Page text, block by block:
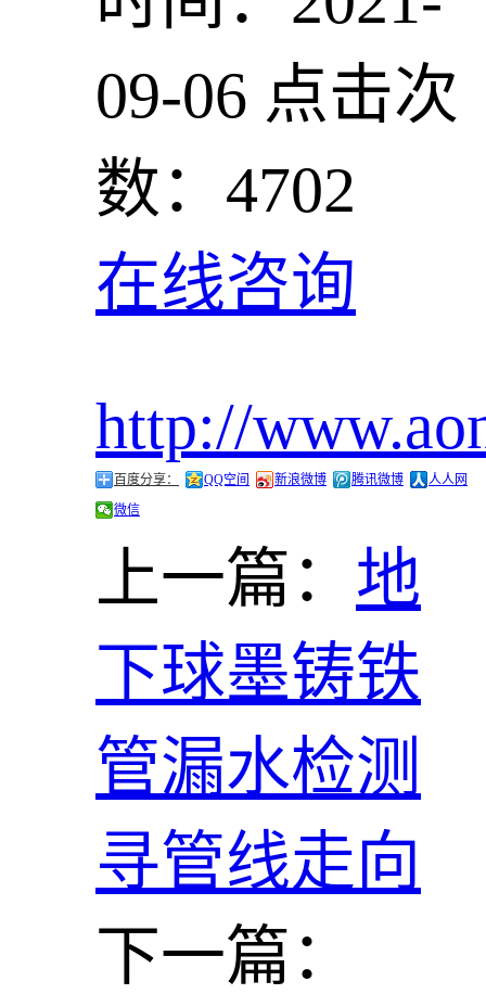
09-06 点击次
数：4702
在线咨询
http://
百度分享： QQ空间 新浪微博 腾讯微博
人人网
微信
上一篇： 地
下球墨铸铁
管漏水检测
寻管线走向
下一篇：